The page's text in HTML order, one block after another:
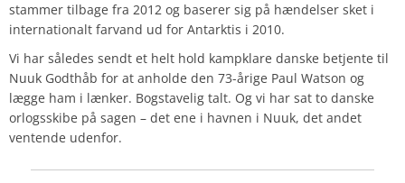
stammer tilbage fra 2012 og baserer sig på hændelser sket i
internationalt farvand ud for Antarktis i 2010.
Vi har således sendt et helt hold kampklare danske betjente til
Nuuk Godthåb for at anholde den 73-årige Paul Watson og
lægge ham i lænker. Bogstavelig talt. Og vi har sat to danske
orlogsskibe på sagen – det ene i havnen i Nuuk, det andet
ventende udenfor.